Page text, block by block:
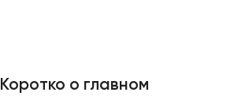
Коротко о главном